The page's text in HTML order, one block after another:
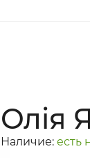
Олія
Наличие: есть